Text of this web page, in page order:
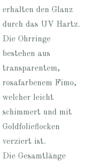
erhalten den Glanz
durch das UV Hartz.
Die Ohrringe
bestehen aus
transparentem,
rosafarbenem Fimo,
welcher leicht
schimmert und mit
Goldfolieflocken
verziert ist.
Die Gesamtlänge